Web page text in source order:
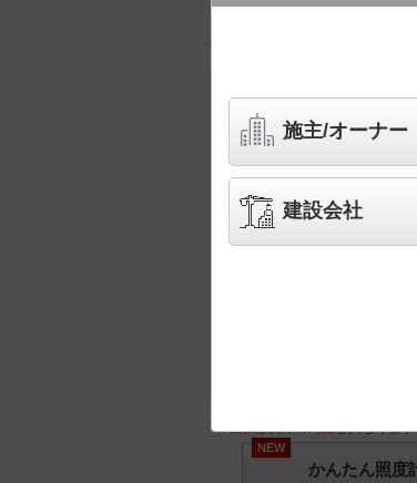
※画像は実際の商品と異なりま
NEW
かんたん照度
施主/オーナー
建設会社